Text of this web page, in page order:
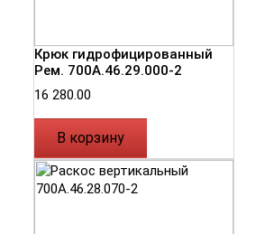
Крюк гидрофицированный
Рем. 700А.46.29.000-2
16 280.00
В корзину